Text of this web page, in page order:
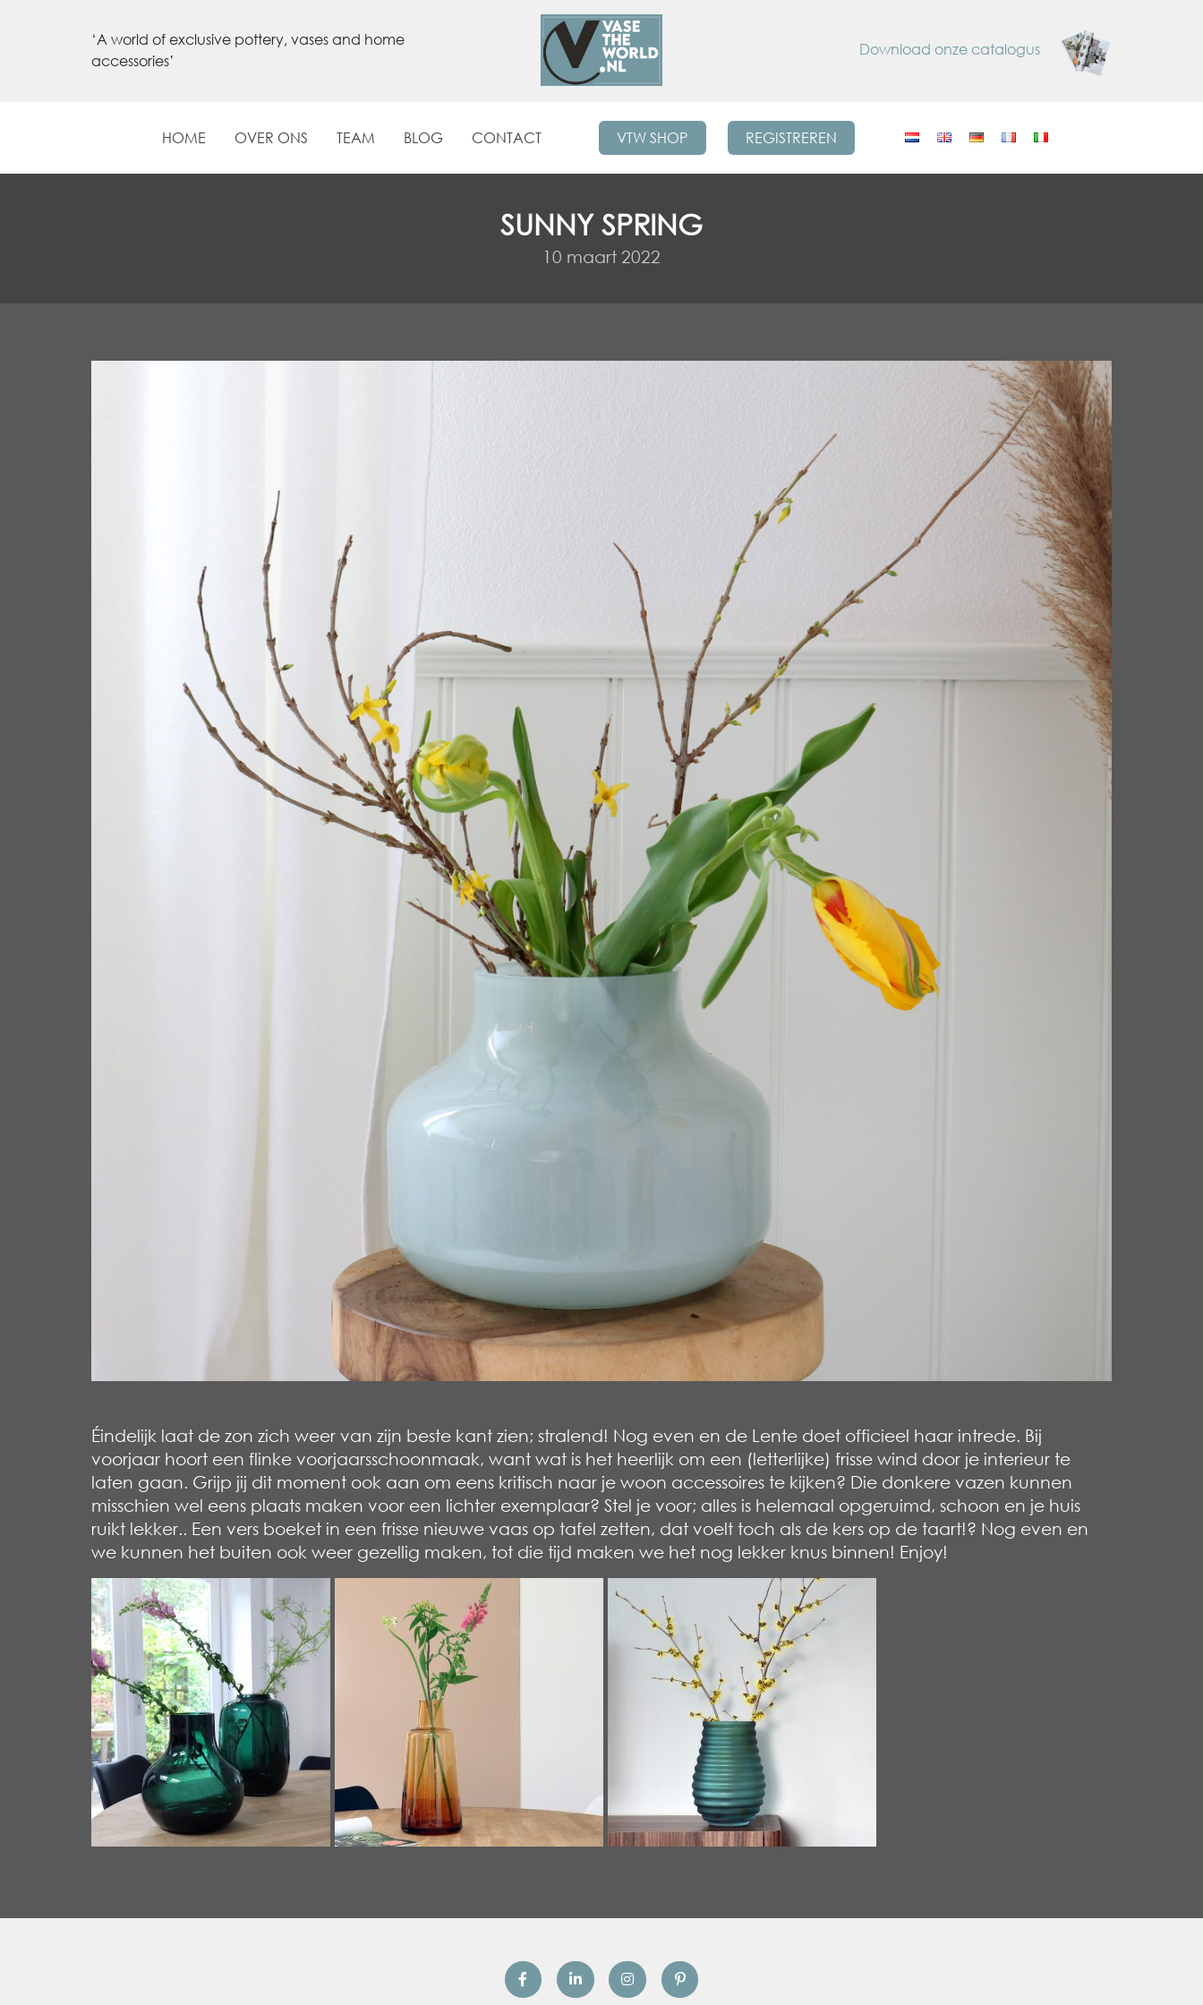
‘A world of exclusive pottery, vases and home
accessories’
Download onze catalogus
HOME OVER ONS TEAM BLOG CONTACT VTW SHOP REGISTREREN
SUNNY SPRING
10 maart 2022
Éindelijk laat de zon zich weer van zijn beste kant zien; stralend! Nog even en de Lente doet officieel haar intrede. Bij
voorjaar hoort een flinke voorjaarsschoonmaak, want wat is het heerlijk om een (letterlijke) frisse wind door je interieur te
laten gaan. Grijp jij dit moment ook aan om eens kritisch naar je woon accessoires te kijken? Die donkere vazen kunnen
misschien wel eens plaats maken voor een lichter exemplaar? Stel je voor; alles is helemaal opgeruimd, schoon en je huis
ruikt lekker.. Een vers boeket in een frisse nieuwe vaas op tafel zetten, dat voelt toch als de kers op de taart!? Nog even en
we kunnen het buiten ook weer gezellig maken, tot die tijd maken we het nog lekker knus binnen! Enjoy!